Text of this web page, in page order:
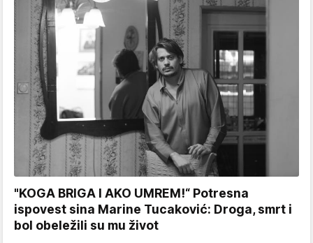
"KOGA BRIGA I AKO UMREM!“ Potresna
ispovest sina Marine Tucaković: Droga, smrt i
bol obeležili su mu život